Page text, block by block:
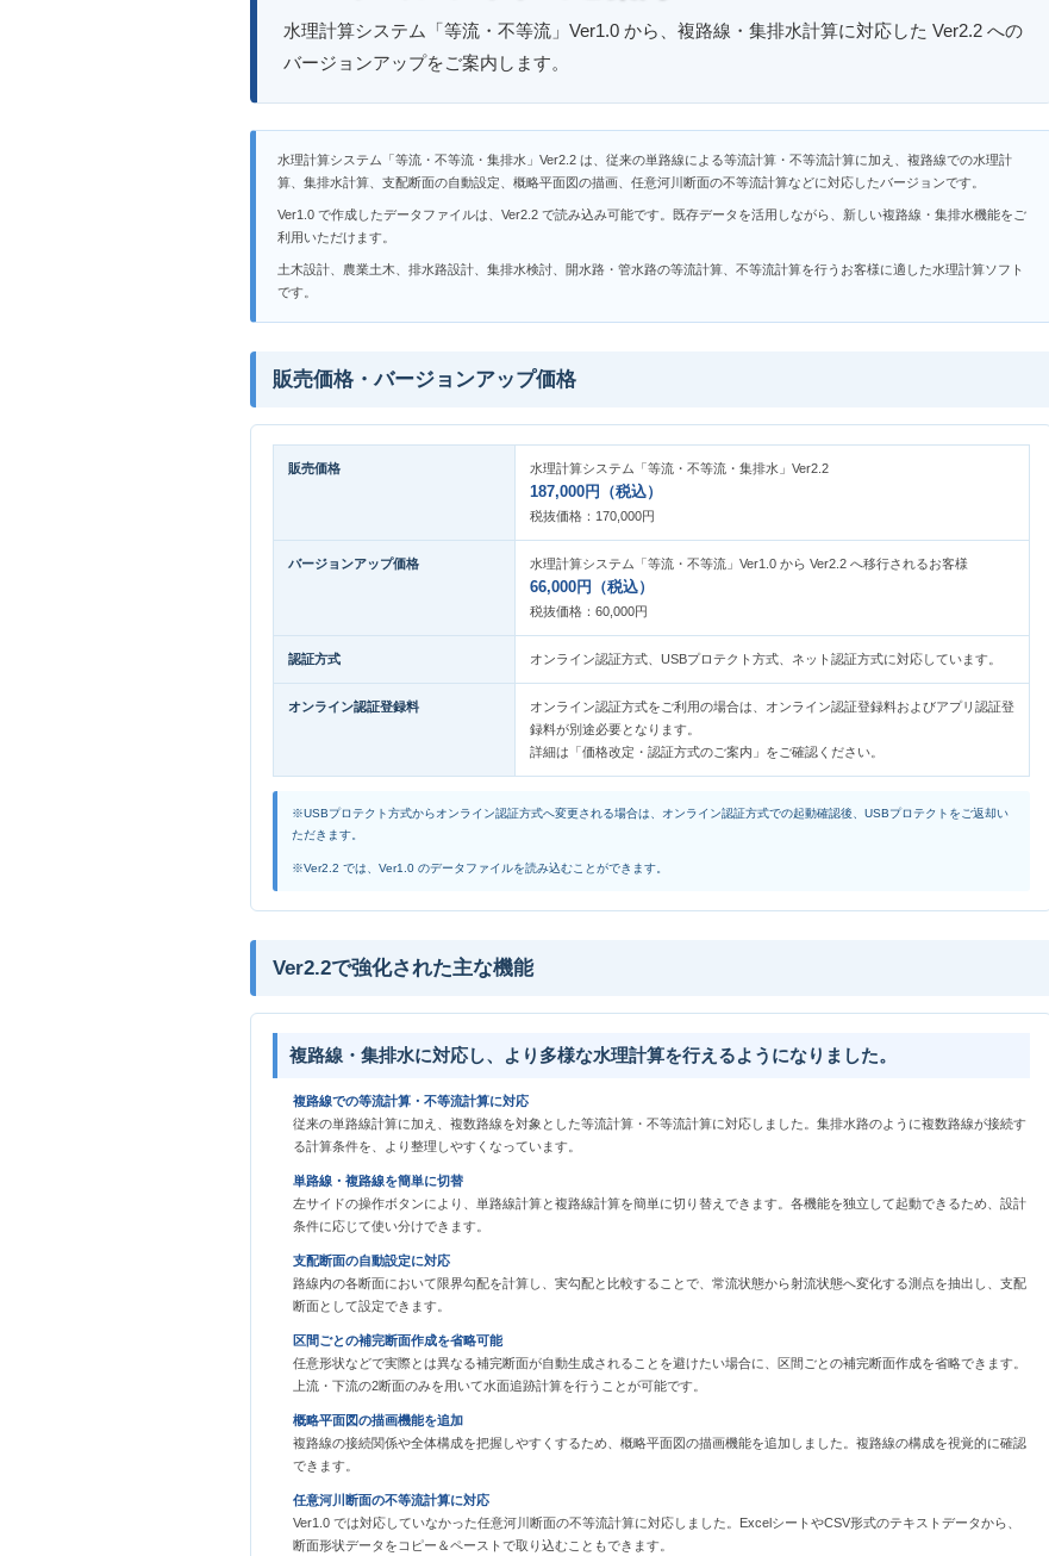
水理計算システム「等流・不等流」Ver1.0 から、複路線・集排水計算に対応した Ver2.2 への
バージョンアップをご案内します。
水理計算システム「等流・不等流・集排水」Ver2.2は、従来の単路線による等流計算・不等流計算に加え、複路線での水理計
算、集排水計算、支配断面の自動設定、概略平面図の描画、任意河川断面の不等流計算などに対応したバージョンです。
Ver1.0 で作成したデータファイルは、Ver2.2 で読み込み可能です。既存データを活用しながら、新しい複路線・集排水機能をご
利用いただけます。
土木設計、農業土木、排水路設計、集排水検討、開水路・管水路の等流計算、不等流計算を行うお客様に適した水理計算ソフト
です。
販売価格・バージョンアップ価格
販売価格 水理計算システム「等流・不等流・集排水」Ver2.2
187,000円（税込）
税抜価格：170,000円
バージョンアップ価格 水理計算システム「等流・不等流」Ver1.0 から Ver2.2 へ移行されるお客様
66,000円（税込）
税抜価格：60,000円
認証方式 オンライン認証方式、USBプロテクト方式、ネット認証方式に対応しています。
オンライン認証登録料
オンライン認証方式をご利用の場合は、オンライン認証登録料およびアプリ認証登
録料が別途必要となります。
詳細は「価格改定・認証方式のご案内」をご確認ください。
※USBプロテクト方式からオンライン認証方式へ変更される場合は、オンライン認証方式での起動確認後、USBプロテクトをご返却い
ただきます。
※Ver2.2 では、Ver1.0 のデータファイルを読み込むことができます。
Ver2.2で強化された主な機能
複路線・集排水に対応し、より多様な水理計算を行えるようになりました。
複路線での等流計算・不等流計算に対応
従来の単路線計算に加え、複数路線を対象とした等流計算・不等流計算に対応しました。集排水路のように複数路線が接続す
る計算条件を、より整理しやすくなっています。
単路線・複路線を簡単に切替
左サイドの操作ボタンにより、単路線計算と複路線計算を簡単に切り替えできます。各機能を独立して起動できるため、設計
条件に応じて使い分けできます。
支配断面の自動設定に対応
路線内の各断面において限界勾配を計算し、実勾配と比較することで、常流状態から射流状態へ変化する測点を抽出し、支配
断面として設定できます。
区間ごとの補完断面作成を省略可能
任意形状などで実際とは異なる補完断面が自動生成されることを避けたい場合に、区間ごとの補完断面作成を省略できます。
上流・下流の2断面のみを用いて水面追跡計算を行うことが可能です。
概略平面図の描画機能を追加
複路線の接続関係や全体構成を把握しやすくするため、概略平面図の描画機能を追加しました。複路線の構成を視覚的に確認
できます。
任意河川断面の不等流計算に対応
Ver1.0 では対応していなかった任意河川断面の不等流計算に対応しました。ExcelシートやCSV形式のテキストデータから、
断面形状データをコピー＆ペーストで取り込むこともできます。